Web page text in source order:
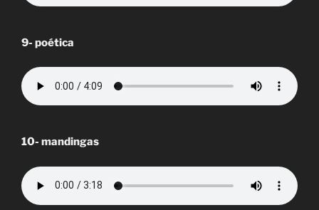
9- poética
10- mandingas